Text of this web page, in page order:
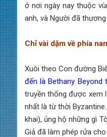
ở nơi ngày nay thuộc
anh, và Người đã
Chỉ vài dặm về phía
Xuôi theo Con đường
đến là Bethany
truyền thống được xem
nhất là từ thời
khai), ủng hộ những gì
Giả đã làm phép rửa